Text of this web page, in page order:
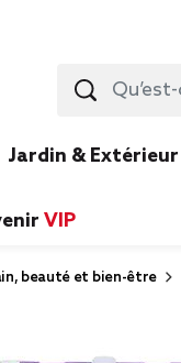
Jardin & Extérieur
VIP
beauté et bien-être